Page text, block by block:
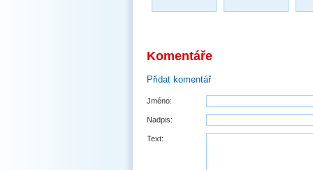
Komentáře
Přidat komentář
Jméno:
Nadpis:
Text: